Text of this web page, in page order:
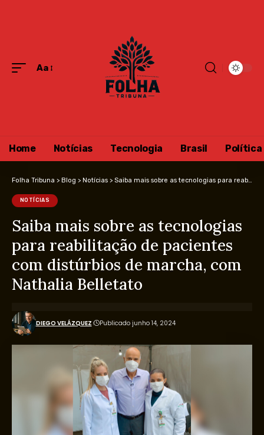
Aa
Home Notícias Tecnologia Brasil Política
Folha Tribuna > Blog > Notícias > Saiba mais sobre as tecnologias para reabilitação de pacientes com distúrbios de marcha, com Nathalia Belletato
NOTÍCIAS
Saiba mais sobre as tecnologias
para reabilitação de pacientes
com distúrbios de marcha, com
Nathalia Belletato
DIEGO VELÁZQUEZ Publicado junho 14, 2024